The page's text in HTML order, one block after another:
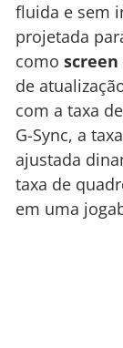
fluida e sem
projetada
como
de
com a taxa
G-Sync, a
ajustada
taxa de
em uma